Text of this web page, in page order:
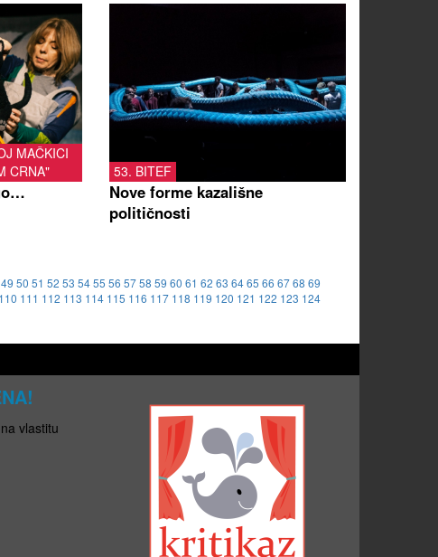
MAČKICI
CRNA"
53. BITEF
Nove forme kazališne
političnosti
49 50 51 52 53 5455 56 5758 59 60 61 62 63 6465 66 6768 69
110 111 112 113 114 115 116 117 118 119 120 121 122 123 124
vlastitu